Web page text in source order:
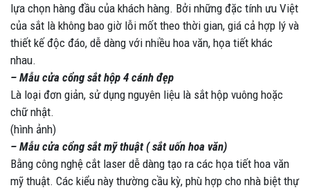
lựa chọn hàng đầu của khách hàng. Bởi những đặc tính ưu Việt
của sắt là không bao giờ lỗi mốt theo thời gian, giá cả hợp lý và
thiết kế độc đáo, dễ dàng với nhiều hoa văn, họa tiết khác
nhau.
– Mẫu cửa cổng sắt hộp 4 cánh đẹp
Là loại đơn giản, sử dụng nguyên liệu là sắt hộp vuông hoặc
chữ nhật.
(hình ảnh)
– Mẫu cửa cổng sắt mỹ thuật ( sắt uốn hoa văn)
Bằng công nghệ cắt laser dễ dàng tạo ra các họa tiết hoa văn
mỹ thuật. Các kiểu này thường cầu kỳ, phù hợp cho nhà biệt thự